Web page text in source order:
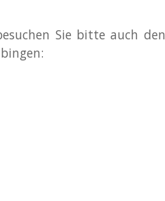
Sie bitte auch den